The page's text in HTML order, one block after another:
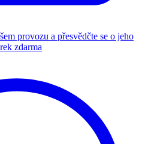
provozu a přesvědčte se o jeho
zdarma